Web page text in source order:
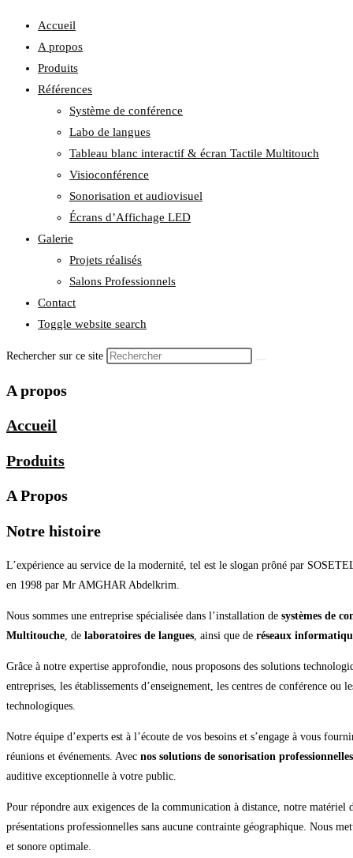
Accueil
A propos
Produits
Références
Système de conférence
Labo de langues
Tableau blanc interactif & écran Tactile Multitouch
Visioconférence
Sonorisation et audiovisuel
Écrans d’Affichage LED
Galerie
Projets réalisés
Salons Professionnels
Contact
Toggle website search
Rechercher sur ce site
A propos
Accueil
Produits
A Propos
Notre histoire
L’expérience au service de la modernité, tel est le slogan prôné par
en 1998 par Mr AMGHAR Abdelkrim.
Nous sommes une entreprise spécialisée dans l’installation de systèmes de
Multitouche , de laboratoires de langues , ainsi que de réseaux
Grâce à notre expertise approfondie, nous proposons des solutions
entreprises, les établissements d’enseignement, les centres de conférence
technologiques.
Notre équipe d’experts est à l’écoute de vos besoins et s’engage à vous
réunions et événements. Avec nos solutions de sonorisation professionnelles
auditive exceptionnelle à votre public.
Pour répondre aux exigences de la communication à distance, notre matériel
présentations professionnelles sans aucune contrainte géographique. Nous
et sonore optimale.